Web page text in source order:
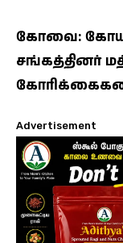
கோவை:
சங்கத்தினர்
Advertisement